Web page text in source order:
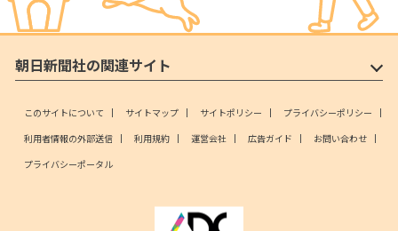
朝日新聞社の関連サイト
このサイトについて サイトマップ サイトポリシー
プライバシーポリシー
利用者情報の外部送信
利用規約 運営会社 広告ガイド
お問い合わせ
プライバシーポータル